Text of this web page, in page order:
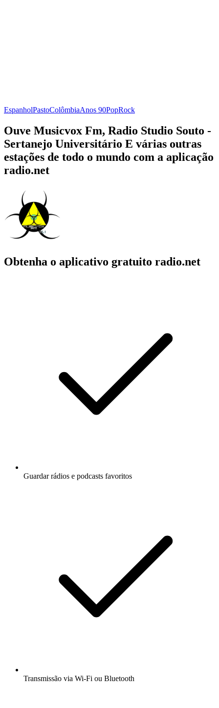
EspanholPastoColômbiaAnos 90PopRock
Ouve Musicvox Fm, Radio Studio Souto -
Sertanejo Universitário E várias outras
estações de todo o mundo com a aplicação
radio.net
Obtenha o aplicativo gratuito radio.net
Guardar rádios e podcasts favoritos
Transmissão via Wi-Fi ou Bluetooth